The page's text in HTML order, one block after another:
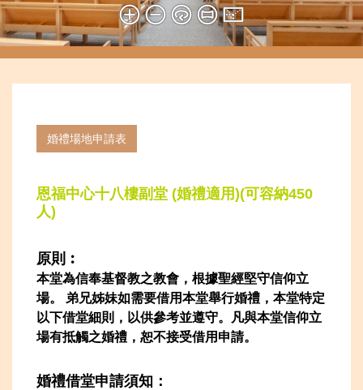
婚禮場地申請表
恩福中心十八樓副堂 (婚禮適用)(可容納450
人)
原則︰
本堂為信奉基督教之教會，根據聖經堅守信仰立
場。 弟兄姊妹如需要借用本堂舉行婚禮，本堂特定
以下借堂細則，以供參考並遵守。凡與本堂信仰立
場有抵觸之婚禮，恕不接受借用申請。
婚禮借堂申請須知：